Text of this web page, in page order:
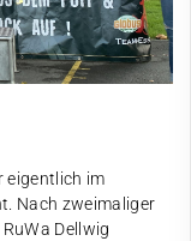
eigentlich im
Nach zweimaliger
Dellwig